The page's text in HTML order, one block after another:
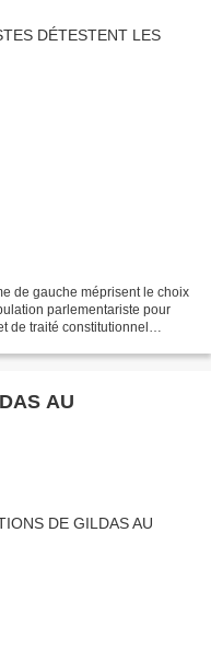
de gauche méprisent le choix
parlementariste pour
de traité constitutionnel
AU